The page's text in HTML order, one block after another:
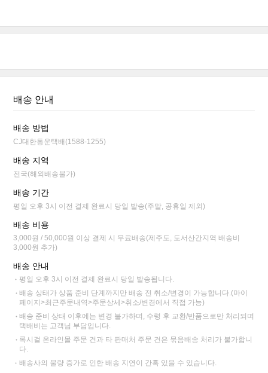
배송 안내
배송 방법
CJ대한통운택배(1588-1255)
배송 지역
전국(해외배송불가)
배송 기간
평일 오후 3시 이전 결제 완료시 당일 발송(주말, 공휴일 제외)
배송 비용
3,000원 / 50,000원 이상 결제 시 무료배송(제주도, 도서산간지역 배송비
3,000원 추가)
배송 안내
평일 오후 3시 이전 결제 완료시 당일 발송됩니다.
배송 상태가 상품 준비 단계까지만 배송 전 취소/변경이 가능합니다.(마이
페이지>최근주문내역>주문상세>취소/변경에서 직접 가능)
배송 준비 상태 이후에는 변경 불가하며, 수령 후 교환/반품으로만 처리되며
택배비는 고객님 부담입니다.
록시걸 온라인몰 주문 건과 타 판매처 주문 건은 묶음배송 처리가 불가합니
다.
배송사의 물량 증가로 인한 배송 지연이 간혹 있을 수 있습니다.